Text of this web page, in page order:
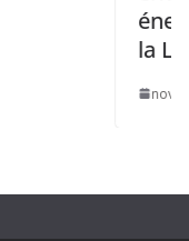
la Libye
novembre 28,